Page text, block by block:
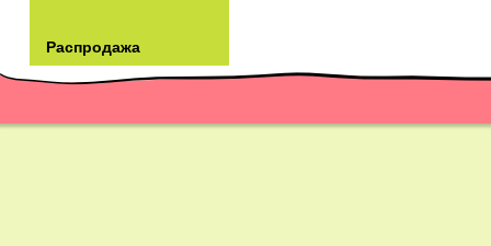
Распродажа